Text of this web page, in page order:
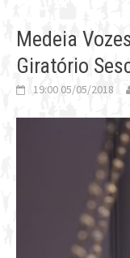
Medeia
Giratório
19:00 05/05/2018